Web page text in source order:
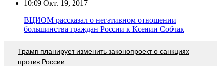
10:09 Окт. 19, 2017
ВЦИОМ рассказал о негативном отношении
большинства граждан России к Ксении Собчак
Трамп планирует изменить законопроект о санкциях
против России